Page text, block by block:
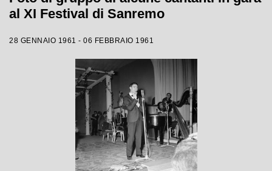
al XI Festival di Sanremo
28 GENNAIO 1961 - 06 FEBBRAIO 1961